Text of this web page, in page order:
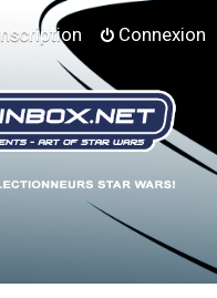
Connexion